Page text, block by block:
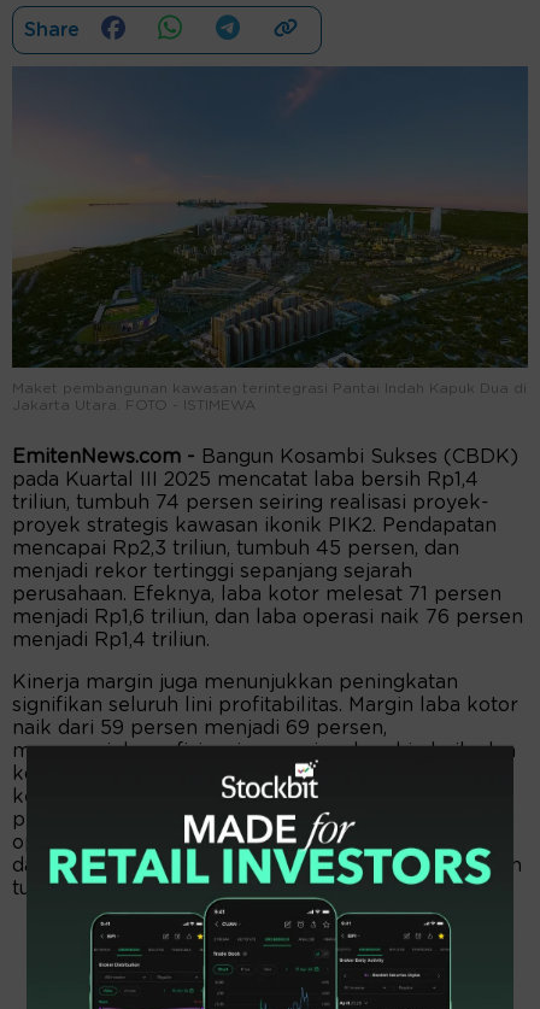
Share
Maket pembangunan kawasan terintegrasi Pantai Indah Kapuk Dua di
Jakarta Utara. FOTO - ISTIMEWA
EmitenNews.com - Bangun Kosambi Sukses (CBDK)
pada Kuartal III 2025 mencatat laba bersih Rp1,4
triliun, tumbuh 74 persen seiring realisasi proyek-
proyek strategis kawasan ikonik PIK2. Pendapatan
mencapai Rp2,3 triliun, tumbuh 45 persen, dan
menjadi rekor tertinggi sepanjang sejarah
perusahaan. Efeknya, laba kotor melesat 71 persen
menjadi Rp1,6 triliun, dan laba operasi naik 76 persen
menjadi Rp1,4 triliun.
Kinerja margin juga menunjukkan peningkatan
signifikan seluruh lini profitabilitas. Margin laba kotor
naik dari 59 persen menjadi 69 persen,
mencerminkan efisiensi operasional makin baik, dan
kontribusi tinggi segmen kaveling tanah komersial,
kembali menjadi motor utama pertumbuhan
pendapatan. Penguatan berlanjut hingga ke tingkat
operasional, dengan margin laba operasi meningkat
dari 51 persen menjadi 62 persen, margin laba bersih
tumbuh dari 44 persen menjadi 57 persen.